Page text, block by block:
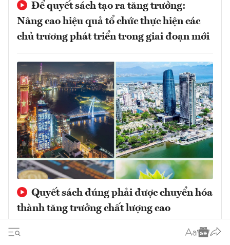
Để quyết sách tạo ra tăng trưởng:
Nâng cao hiệu quả tổ chức thực hiện các
chủ trương phát triển trong giai đoạn mới
Quyết sách đúng phải được chuyển hóa
thành tăng trưởng chất lượng cao